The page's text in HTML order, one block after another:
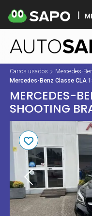
Carros usados Mercedes-
Mercedes-Benz Classe CLA
MERCEDES-
SHOOTING